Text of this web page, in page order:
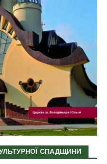
СПАДЩИНИ